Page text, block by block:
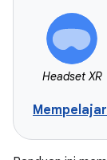
Headset XR